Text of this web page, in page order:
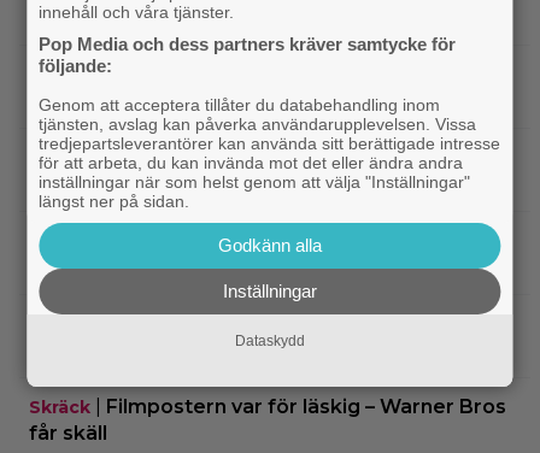
Disney+
Svensk film
Bergqvists mest sågade film
TV-tips|Ikväll på tv: Storslaget fantasy-äventyr
från 2015 blev en dyr flopp
TV-spel
EA tillhör Saudiarabien och Jared
Kushner nu – ”blodbad” väntar
actionrökare – och snart filmas uppföljaren
Skräck
Filmpostern var för läskig – Warner Bros
får skäll
innehåll och våra tjänster.
Pop Media och dess partners kräver samtycke för
följande:
Genom att acceptera tillåter du databehandling inom
tjänsten, avslag kan påverka användarupplevelsen. Vissa
tredjepartsleverantörer kan använda sitt berättigade intresse
för att arbeta, du kan invända mot det eller ändra andra
inställningar när som helst genom att välja "Inställningar"
längst ner på sidan.
Godkänn alla
Inställningar
Dataskydd